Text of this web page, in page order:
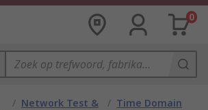
0
/ Network Test &
/ Time Domain